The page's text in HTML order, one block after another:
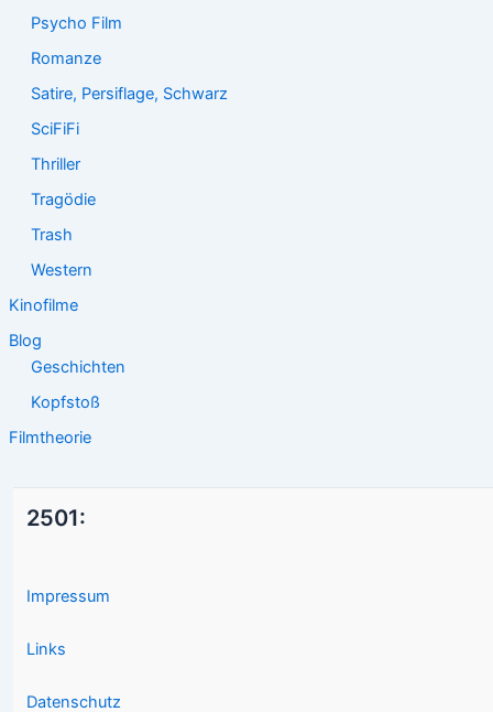
Psycho Film
Romanze
Satire, Persiflage, Schwarz
SciFiFi
Thriller
Tragödie
Trash
Western
Kinofilme
Blog
Geschichten
Kopfstoß
Filmtheorie
2501:
Impressum
Links
Datenschutz